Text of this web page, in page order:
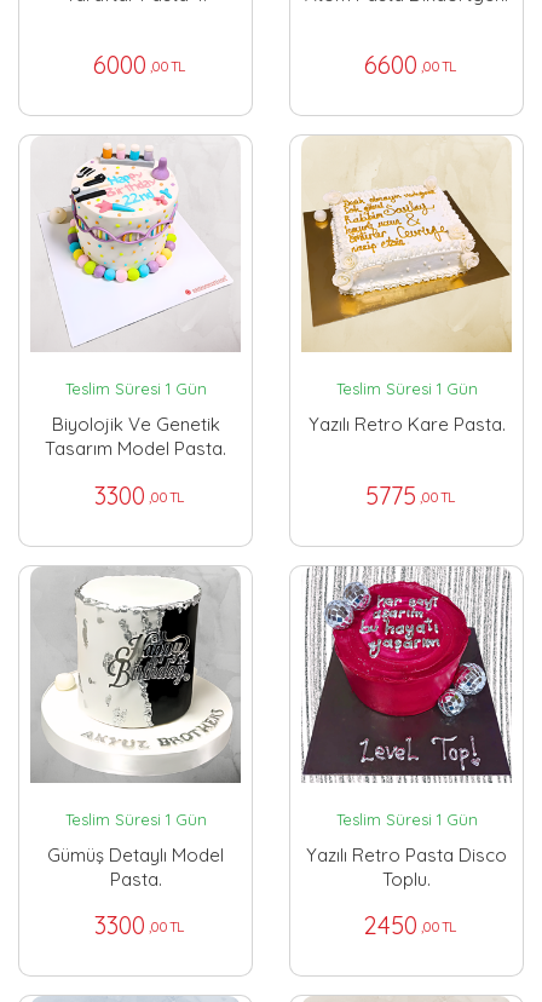
6000 ,00 TL 6600 ,00 TL
Teslim Süresi 1 Gün
Biyolojik Ve Genetik
Tasarım Model Pasta.
3300 ,00 TL
Teslim Süresi 1 Gün
Yazılı Retro Kare Pasta.
5775 ,00 TL
Teslim Süresi 1 Gün
Gümüş Detaylı Model
Pasta.
3300 ,00 TL
Teslim Süresi 1 Gün
Yazılı Retro Pasta Disco
Toplu.
2450 ,00 TL